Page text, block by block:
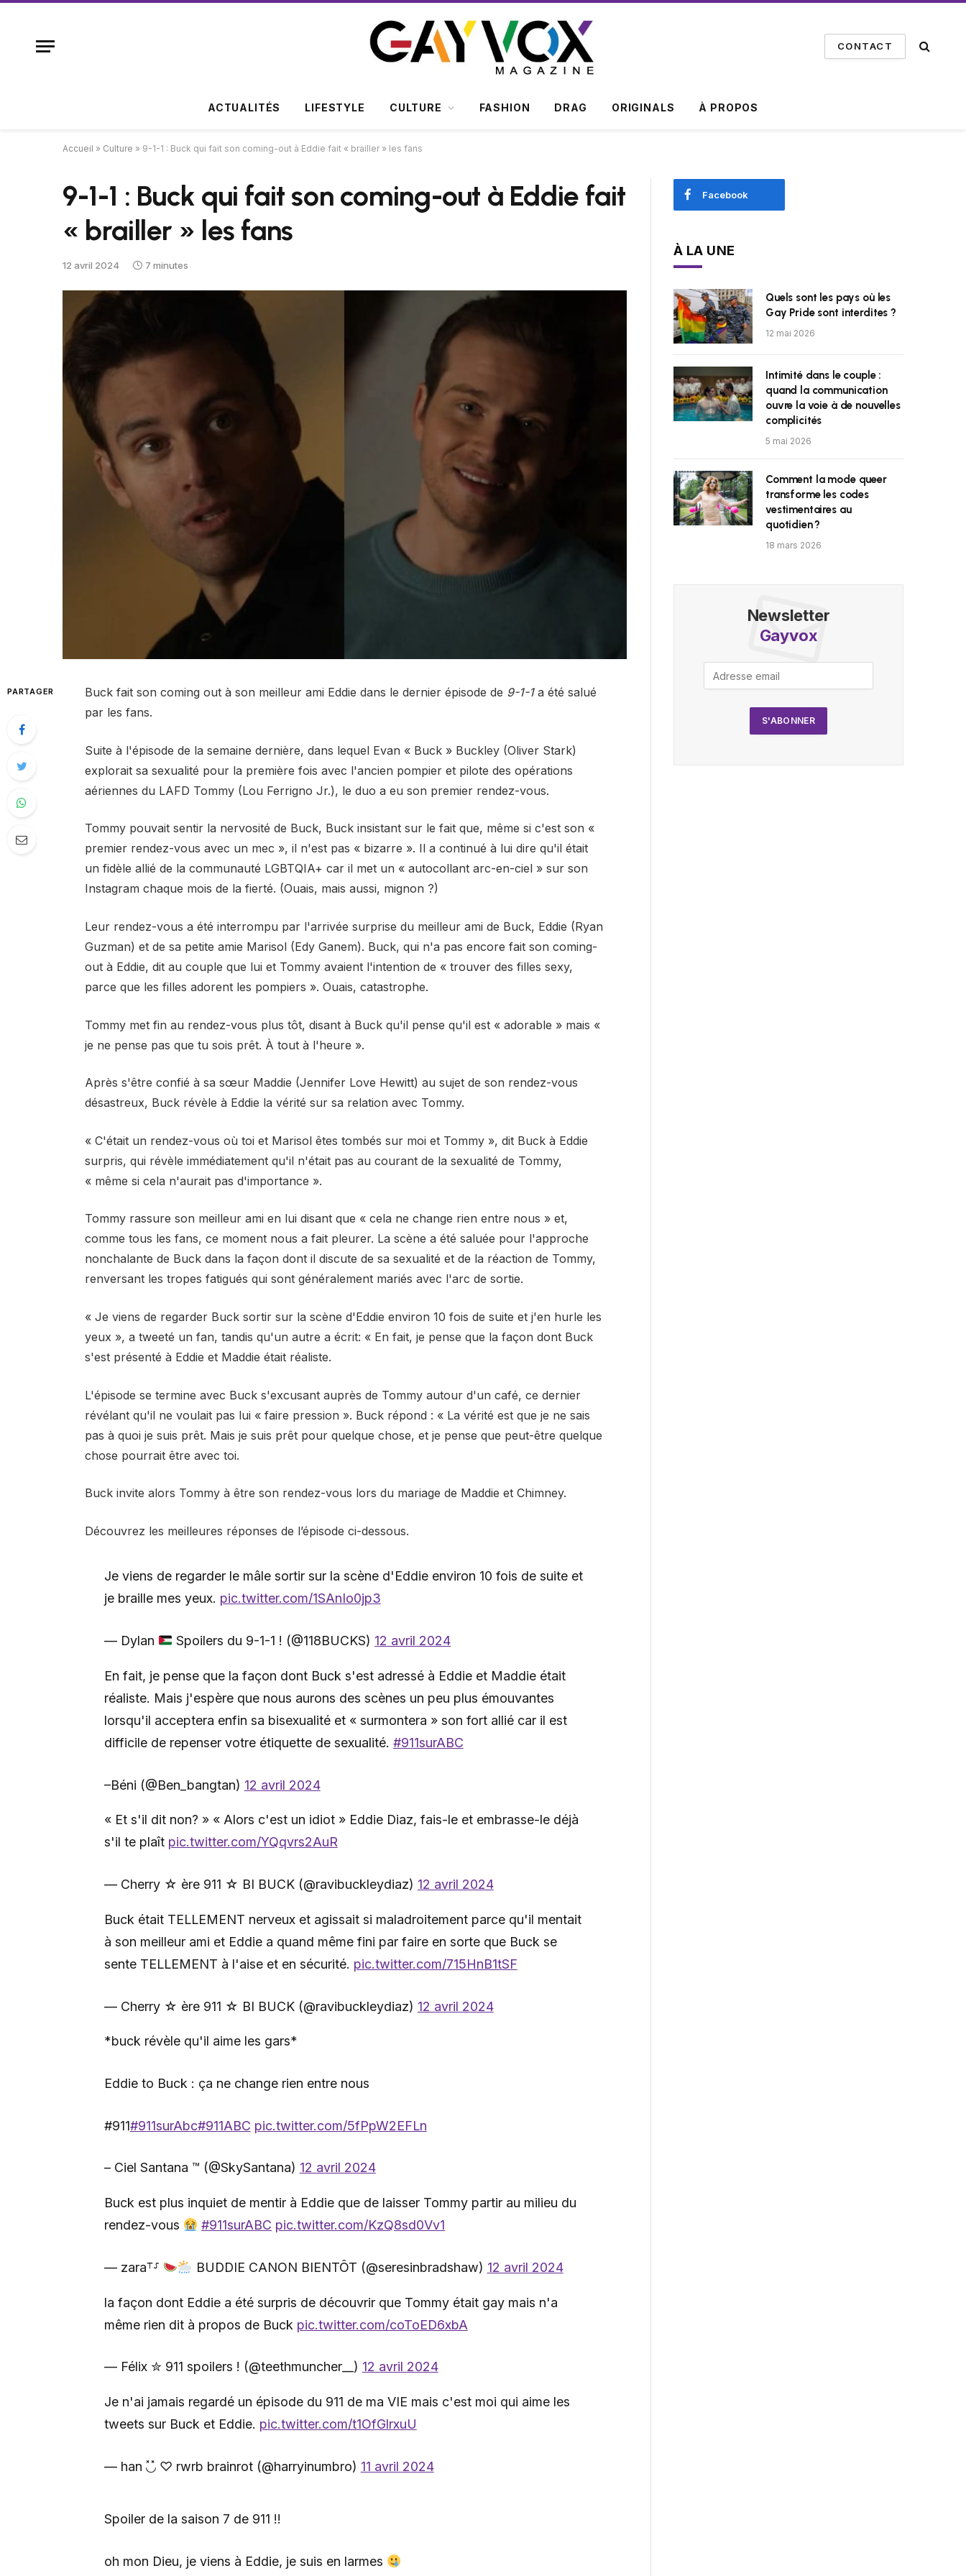
CONTACT
ACTUALITÉS LIFESTYLE CULTURE FASHION DRAG ORIGINALS À PROPOS
Accueil » Culture » 9-1-1 : Buck qui fait son coming-out à Eddie fait « brailler » les fans
9-1-1 : Buck qui fait son coming-out à Eddie fait
« brailler » les fans
12 avril 2024 7 minutes
PARTAGER Buck fait son coming out à son meilleur ami Eddie dans le dernier épisode de 9-1-1 a été salué
par les fans.
Suite à l'épisode de la semaine dernière, dans lequel Evan « Buck » Buckley (Oliver Stark)
explorait sa sexualité pour la première fois avec l'ancien pompier et pilote des opérations
aériennes du LAFD Tommy (Lou Ferrigno Jr.), le duo a eu son premier rendez-vous.
Tommy pouvait sentir la nervosité de Buck, Buck insistant sur le fait que, même si c'est son «
premier rendez-vous avec un mec », il n'est pas « bizarre ». Il a continué à lui dire qu'il était
un fidèle allié de la communauté LGBTQIA+ car il met un « autocollant arc-en-ciel » sur son
Instagram chaque mois de la fierté. (Ouais, mais aussi, mignon ?)
Leur rendez-vous a été interrompu par l'arrivée surprise du meilleur ami de Buck, Eddie (Ryan
Guzman) et de sa petite amie Marisol (Edy Ganem). Buck, qui n'a pas encore fait son coming-
out à Eddie, dit au couple que lui et Tommy avaient l'intention de « trouver des filles sexy,
parce que les filles adorent les pompiers ». Ouais, catastrophe.
Tommy met fin au rendez-vous plus tôt, disant à Buck qu'il pense qu'il est « adorable » mais «
je ne pense pas que tu sois prêt. À tout à l'heure ».
Après s'être confié à sa sœur Maddie (Jennifer Love Hewitt) au sujet de son rendez-vous
désastreux, Buck révèle à Eddie la vérité sur sa relation avec Tommy.
« C'était un rendez-vous où toi et Marisol êtes tombés sur moi et Tommy », dit Buck à Eddie
surpris, qui révèle immédiatement qu'il n'était pas au courant de la sexualité de Tommy,
« même si cela n'aurait pas d'importance ».
Tommy rassure son meilleur ami en lui disant que « cela ne change rien entre nous » et,
comme tous les fans, ce moment nous a fait pleurer. La scène a été saluée pour l'approche
nonchalante de Buck dans la façon dont il discute de sa sexualité et de la réaction de Tommy,
renversant les tropes fatigués qui sont généralement mariés avec l'arc de sortie.
« Je viens de regarder Buck sortir sur la scène d'Eddie environ 10 fois de suite et j'en hurle les
yeux », a tweeté un fan, tandis qu'un autre a écrit: « En fait, je pense que la façon dont Buck
s'est présenté à Eddie et Maddie était réaliste.
L'épisode se termine avec Buck s'excusant auprès de Tommy autour d'un café, ce dernier
révélant qu'il ne voulait pas lui « faire pression ». Buck répond : « La vérité est que je ne sais
pas à quoi je suis prêt. Mais je suis prêt pour quelque chose, et je pense que peut-être quelque
chose pourrait être avec toi.
Buck invite alors Tommy à être son rendez-vous lors du mariage de Maddie et Chimney.
Découvrez les meilleures réponses de l’épisode ci-dessous.
Je viens de regarder le mâle sortir sur la scène d'Eddie environ 10 fois de suite et
je braille mes yeux. pic.twitter.com/1SAnIo0jp3
— Dylan Spoilers du 9-1-1 ! (@118BUCKS) 12 avril 2024
En fait, je pense que la façon dont Buck s'est adressé à Eddie et Maddie était
réaliste. Mais j'espère que nous aurons des scènes un peu plus émouvantes
lorsqu'il acceptera enfin sa bisexualité et « surmontera » son fort allié car il est
difficile de repenser votre étiquette de sexualité. #911surABC
–Béni (@Ben_bangtan) 12 avril 2024
« Et s'il dit non? » « Alors c'est un idiot » Eddie Diaz, fais-le et embrasse-le déjà
s'il te plaît pic.twitter.com/YQqvrs2AuR
— Cherry ☆︎ ère 911 ☆︎ BI BUCK (@ravibuckleydiaz) 12 avril 2024
Buck était TELLEMENT nerveux et agissait si maladroitement parce qu'il mentait
à son meilleur ami et Eddie a quand même fini par faire en sorte que Buck se
sente TELLEMENT à l'aise et en sécurité. pic.twitter.com/715HnB1tSF
— Cherry ☆︎ ère 911 ☆︎ BI BUCK (@ravibuckleydiaz) 12 avril 2024
*buck révèle qu'il aime les gars*
Eddie to Buck : ça ne change rien entre nous
#911#911surAbc#911ABC pic.twitter.com/5fPpW2EFLn
– Ciel Santana ™️ (@SkySantana) 12 avril 2024
Buck est plus inquiet de mentir à Eddie que de laisser Tommy partir au milieu du
rendez-vous
#911surABC pic.twitter.com/KzQ8sd0Vv1
— zara⸆⸉ BUDDIE CANON BIENTÔT (@seresinbradshaw) 12 avril 2024
la façon dont Eddie a été surpris de découvrir que Tommy était gay mais n'a
même rien dit à propos de Buck pic.twitter.com/coToED6xbA
— Félix ✮ 911 spoilers ! (@teethmuncher__) 12 avril 2024
Je n'ai jamais regardé un épisode du 911 de ma VIE mais c'est moi qui aime les
tweets sur Buck et Eddie. pic.twitter.com/t1OfGlrxuU
— han ◟̽◞̽ ♡ rwrb brainrot (@harryinumbro) 11 avril 2024
Spoiler de la saison 7 de 911 !!
oh mon Dieu, je viens à Eddie, je suis en larmes
Facebook
À LA UNE
Quels sont les pays où les
Gay Pride sont interdites ?
12 mai 2026
Intimité dans le couple :
quand la communication
ouvre la voie à de nouvelles
complicités
5 mai 2026
Comment la mode queer
transforme les codes
vestimentaires au
quotidien ?
18 mars 2026
Newsletter
Gayvox